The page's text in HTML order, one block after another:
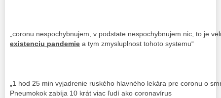
„coronu nespochybnujem, v podstate nespochybnujem nic, to je
existenciu pandemie a tym zmysluplnost tohoto systemu“
„1 hod 25 min vyjadrenie ruského hlavného lekára pre coronu o
Pneumokok zabíja 10 krát viac ľudí ako coronavírus